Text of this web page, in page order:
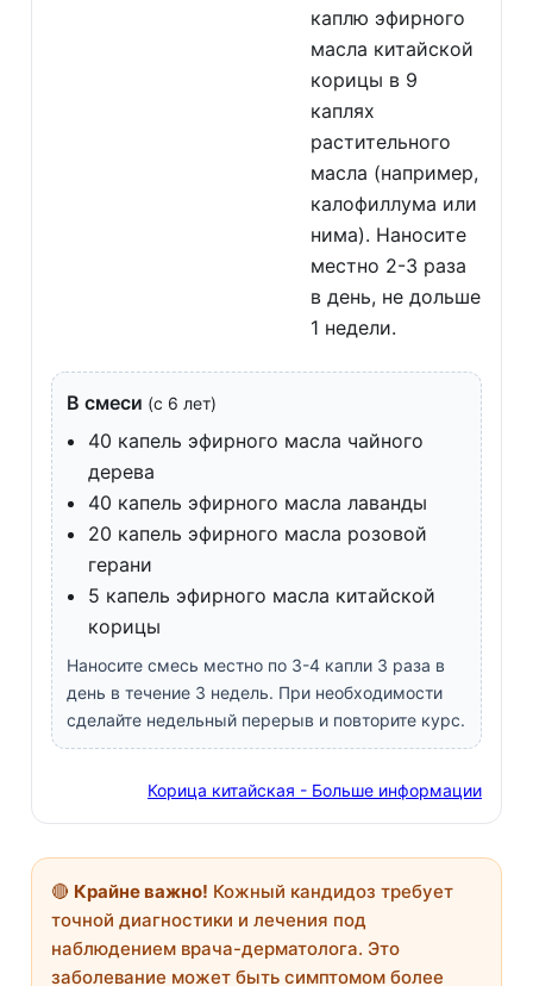
каплю эфирного
масла китайской
корицы в 9
каплях
растительного
масла (например,
калофиллума или
нима). Наносите
местно 2-3 раза
в день, не дольше
1 недели.
В смеси (с 6 лет)
40 капель эфирного масла чайного
дерева
40 капель эфирного масла лаванды
20 капель эфирного масла розовой
герани
5 капель эфирного масла китайской
корицы
Наносите смесь местно по 3-4 капли 3 раза в
день в течение 3 недель. При необходимости
сделайте недельный перерыв и повторите курс.
Корица китайская - Больше информации
🔴 Крайне важно! Кожный кандидоз требует
точной диагностики и лечения под
наблюдением врача-дерматолога. Это
заболевание может быть симптомом более